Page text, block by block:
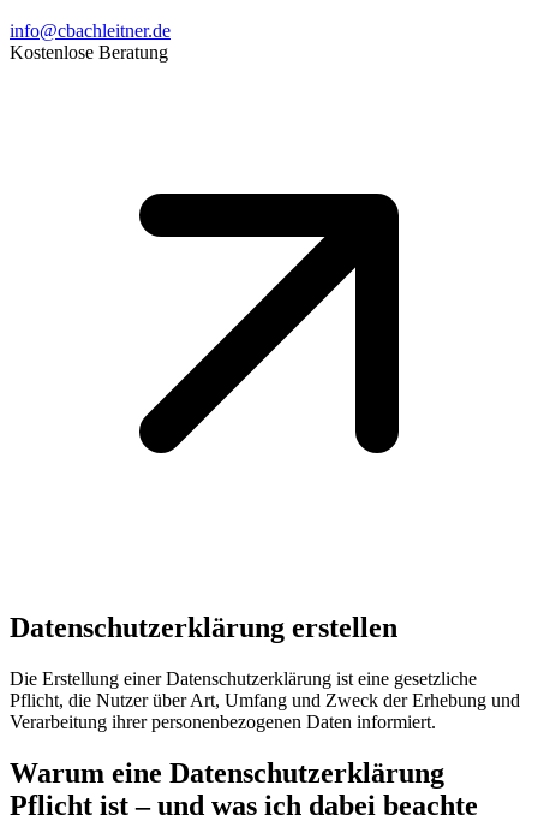
info@cbachleitner.de
Kostenlose Beratung
Datenschutzerklärung erstellen
Die Erstellung einer Datenschutzerklärung ist eine gesetzliche
Pflicht, die Nutzer über Art, Umfang und Zweck der Erhebung und
Verarbeitung ihrer personenbezogenen Daten informiert.
Warum eine Datenschutzerklärung
Pflicht ist – und was ich dabei beachte